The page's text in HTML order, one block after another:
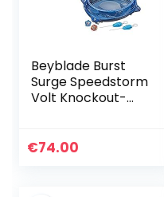
Beyblade Burst
Surge Speedstorm
Volt Knockout-
gevechtsset met
€74.00